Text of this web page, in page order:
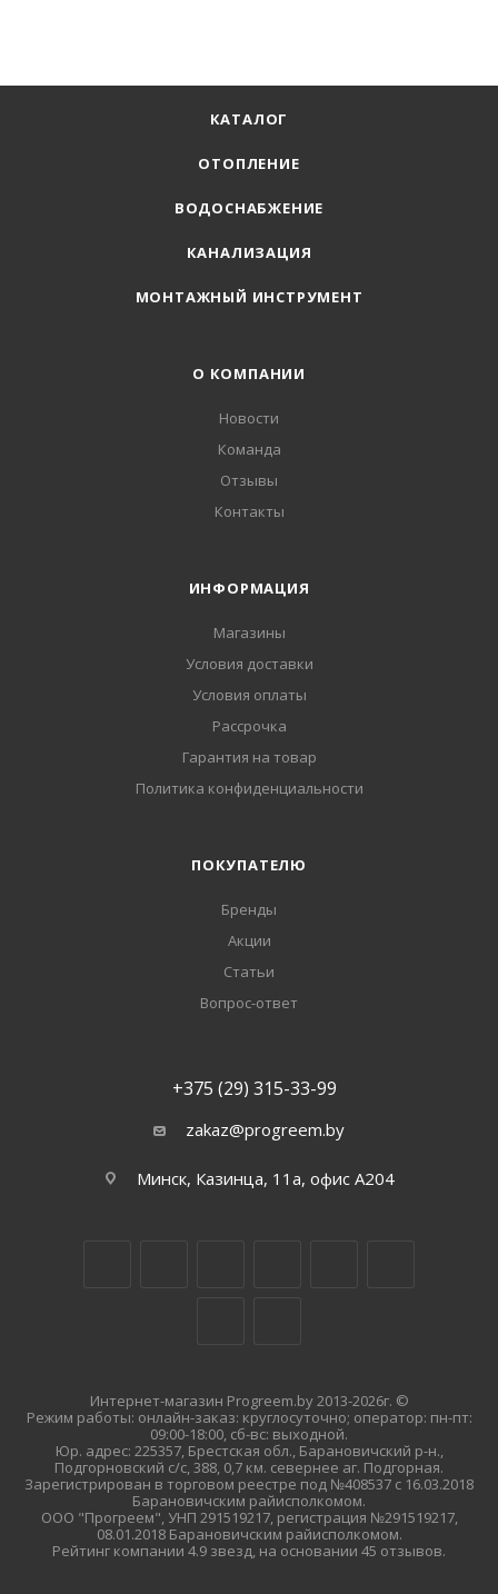
КАТАЛОГ
ОТОПЛЕНИЕ
ВОДОСНАБЖЕНИЕ
КАНАЛИЗАЦИЯ
МОНТАЖНЫЙ ИНСТРУМЕНТ
О КОМПАНИИ
Новости
Команда
Отзывы
Контакты
ИНФОРМАЦИЯ
Магазины
Условия доставки
Условия оплаты
Рассрочка
Гарантия на товар
Политика конфиденциальности
ПОКУПАТЕЛЮ
Бренды
Акции
Статьи
Вопрос-ответ
+375 (29) 315-33-99
zakaz@progreem.by
Минск, Казинца, 11а, офис А204
Интернет-магазин Progreem.by 2013-2026г. ©
Режим работы: онлайн-заказ: круглосуточно; оператор: пн-пт:
09:00-18:00, сб-вс: выходной.
Юр. адрес: 225357, Брестская обл., Барановичский р-н.,
Подгорновский с/с, 388, 0,7 км. севернее аг. Подгорная.
Зарегистрирован в торговом реестре под №408537 с 16.03.2018
Барановичским райисполкомом.
ООО "Прогреем", УНП 291519217, регистрация №291519217,
08.01.2018 Барановичским райисполкомом.
Рейтинг компании 4.9 звезд, на основании 45 отзывов.